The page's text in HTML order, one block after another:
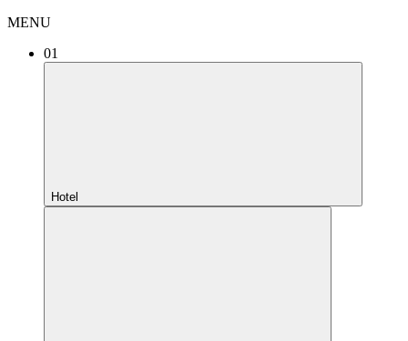
MENU
01
Hotel